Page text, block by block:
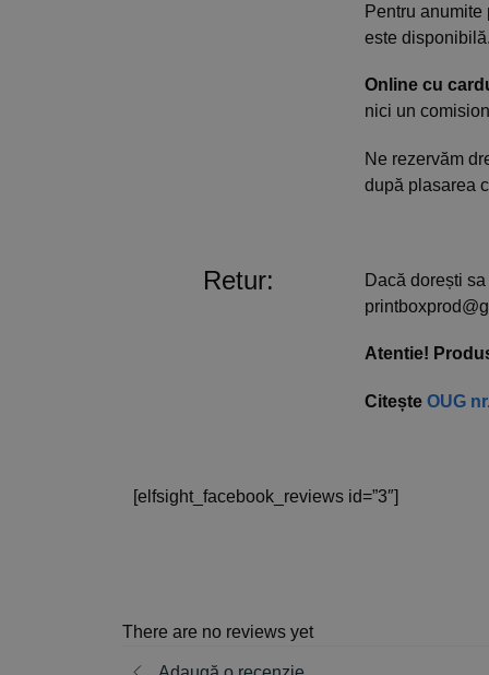
Pentru
este disponibilă.
Online cu
nici un
Ne rezervăm
după plasarea
Retur:
Dacă dorești
Atentie!
CiteșteOUG
[elfsight_facebook_reviews id=”3″]
There are no reviews yet